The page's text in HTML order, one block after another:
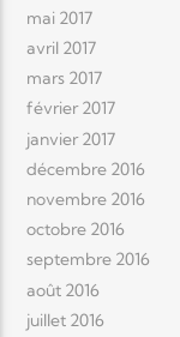
mai 2017
avril 2017
mars 2017
février 2017
janvier 2017
décembre 2016
novembre 2016
octobre 2016
septembre 2016
août 2016
juillet 2016